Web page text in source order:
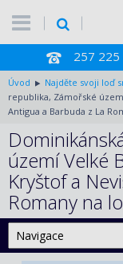
257 225
Úvod Najděte svoji loď
republika, Zámořské
Antigua a Barbuda z La
území Velké
Kryštof a
Romany na